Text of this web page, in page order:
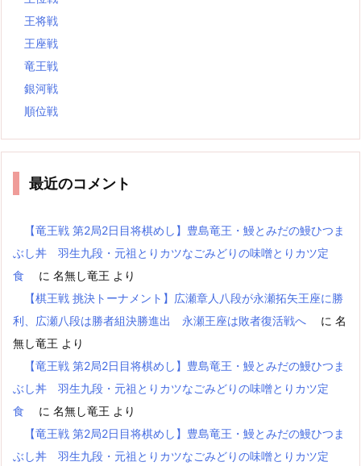
王将戦
王座戦
竜王戦
銀河戦
順位戦
最近のコメント
【竜王戦 第2局2日目将棋めし】豊島竜王・鰻とみだの鰻ひつま
ぶし丼 羽生九段・元祖とりカツなごみどりの味噌とりカツ定
食
に 名無し竜王 より
【棋王戦 挑決トーナメント】広瀬章人八段が永瀬拓矢王座に勝
利、広瀬八段は勝者組決勝進出 永瀬王座は敗者復活戦へ
に 名
無し竜王 より
【竜王戦 第2局2日目将棋めし】豊島竜王・鰻とみだの鰻ひつま
ぶし丼 羽生九段・元祖とりカツなごみどりの味噌とりカツ定
食
に 名無し竜王 より
【竜王戦 第2局2日目将棋めし】豊島竜王・鰻とみだの鰻ひつま
ぶし丼 羽生九段・元祖とりカツなごみどりの味噌とりカツ定